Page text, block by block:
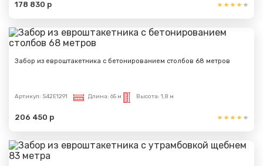
178 830 р
Забор из евроштакетника с бетонированием столбов 68 метров
Артикул: S42E1291 Длина: 65 м Высота: 1,8 м
206 450 р